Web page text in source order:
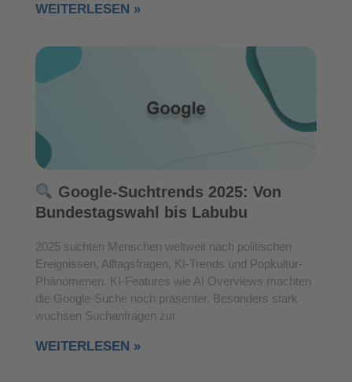
WEITERLESEN »
Google-Suchtrends 2025: Von
Bundestagswahl bis Labubu
2025 suchten Menschen weltweit nach politischen
Ereignissen, Alltagsfragen, KI-Trends und Popkultur-
Phänomenen. KI-Features wie AI Overviews machten
die Google-Suche noch präsenter. Besonders stark
wuchsen Suchanfragen zur
WEITERLESEN »